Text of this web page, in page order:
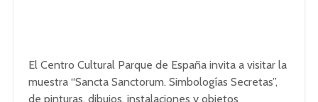
El Centro Cultural Parque de España invita a visitar la
muestra “Sancta Sanctorum. Simbologías Secretas”,
de pinturas, dibujos, instalaciones y objetos